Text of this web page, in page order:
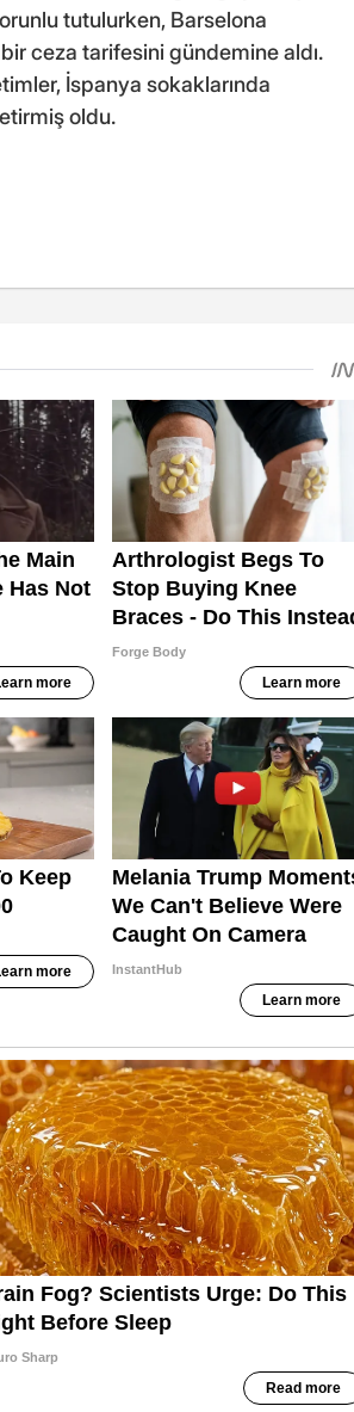
tutulurken, Barselona
ceza tarifesini gündemine aldı.
İspanya sokaklarında
oldu.